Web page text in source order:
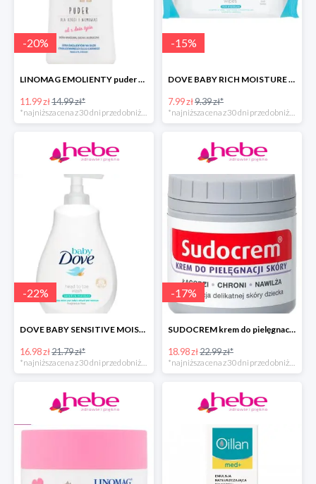
-20%
LINOMAG EMOLIENTY puder dla dzieci i niemowląt od 1. dnia życia -40%
11.99 zł14.99 zł*
*najniższa cena z 30 dni przed obniżką
-15%
DOVE BABY RICH MOISTURE chusteczki pielęgnacyjne -40%
7.99 zł9.39 zł*
*najniższa cena z 30 dni przed obniżką
-22%
DOVE BABY SENSITIVE MOISTURE emulsja do mycia ciała i włosów -40%
16.98 zł21.79 zł*
-17%
SUDOCREM krem do pielęgnacji delikatnej skóry dziecka
18.98 zł22.99 zł*